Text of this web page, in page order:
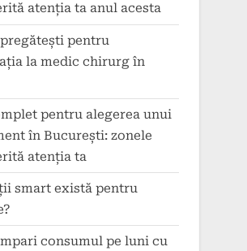
atenția ta anul acesta
pentru
la medic chirurg în
pentru alegerea unui
în București: zonele
atenția ta
smart există pentru
consumul pe luni cu